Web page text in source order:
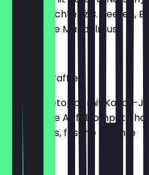
frische Früchte (z.B. Beeren,
homemade Mandelmus
Why not Waffles
Waffeln getoppt mit Kokos-
homemade Apfelkompott,
Mandelmus, frische Früchte
€ 9,50